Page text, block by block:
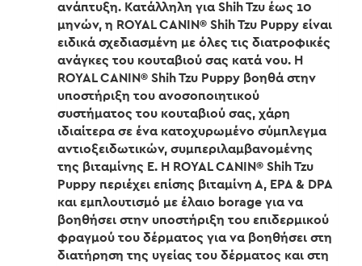
ανάπτυξη. Κατάλληλη για Shih Tzu έως 10
μηνών, η ROYAL CANIN® Shih Tzu Puppy είναι
ειδικά σχεδιασμένη με όλες τις διατροφικές
ανάγκες του κουταβιού σας κατά νου. Η
ROYAL CANIN® Shih Tzu Puppy βοηθά στην
υποστήριξη του ανοσοποιητικού
συστήματος του κουταβιού σας, χάρη
ιδιαίτερα σε ένα κατοχυρωμένο σύμπλεγμα
αντιοξειδωτικών, συμπεριλαμβανομένης
της βιταμίνης E. Η ROYAL CANIN® Shih Tzu
Puppy περιέχει επίσης βιταμίνη Α, EPA & DPA
και εμπλουτισμό με έλαιο borage για να
βοηθήσει στην υποστήριξη του επιδερμικού
φραγμού του δέρματος για να βοηθήσει στη
διατήρηση της υγείας του δέρματος και στη